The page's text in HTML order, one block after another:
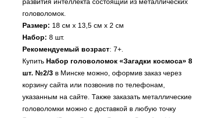
развития интеллекта состоящий из металлических
головоломок.
Размер: 18 см х 13,5 см х 2 см
Набор: 8 шт.
Рекомендуемый возраст: 7+.
Купить Набор головоломок «Загадки космоса» 8
шт. №2/3 в Минске можно, оформив заказ через
корзину сайта или позвонив по телефонам,
указанным на сайте. Также заказать металлические
головоломки можно с доставкой в любую точку